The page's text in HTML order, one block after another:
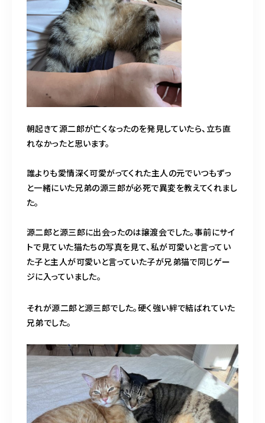
朝起きて源二郎が亡くなったのを発見していたら、立ち直
れなかったと思います。
誰よりも愛情深く可愛がってくれた主人の元でいつもずっ
と一緒にいた兄弟の源三郎が必死で異変を教えてくれまし
た。
源二郎と源三郎に出会ったのは譲渡会でした。事前にサイ
トで見ていた猫たちの写真を見て、私が可愛いと言ってい
た子と主人が可愛いと言っていた子が兄弟猫で同じゲー
ジに入っていました。
それが源二郎と源三郎でした。硬く強い絆で結ばれていた
兄弟でした。